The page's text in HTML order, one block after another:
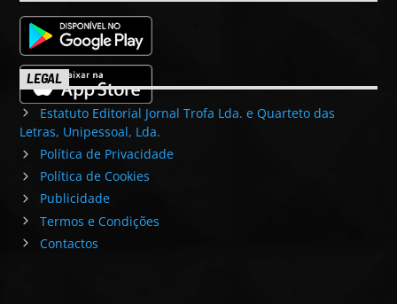
LEGAL
Estatuto Editorial Jornal Trofa Lda. e Quarteto das
Letras, Unipessoal, Lda.
Política de Privacidade
Política de Cookies
Publicidade
Termos e Condições
Contactos